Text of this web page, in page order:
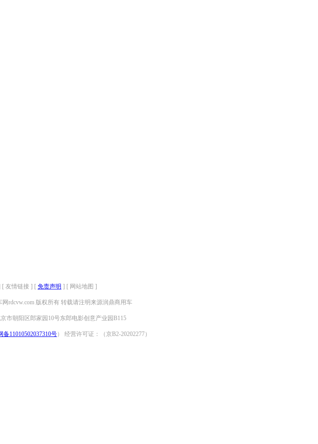
[ 友情链接 ] [ 免责声明 ] [ 网站地图 ]
网rdcvw.com 版权所有 转载请注明来源润鼎商用车
市朝阳区郎家园10号东郎电影创意产业园B115
备11010502037310号） 经营许可证：（京B2-20202277）